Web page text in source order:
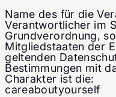
Name des für die
Verantwortlicher im
Grundverordnung,
Mitgliedstaaten der
geltenden
Bestimmungen mit
Charakter ist die:
careaboutyourself